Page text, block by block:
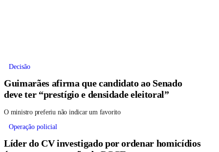
Decisão
Guimarães afirma que candidato ao Senado
deve ter “prestígio e densidade eleitoral”
O ministro preferiu não indicar um favorito
Operação policial
Líder do CV investigado por ordenar homicídios